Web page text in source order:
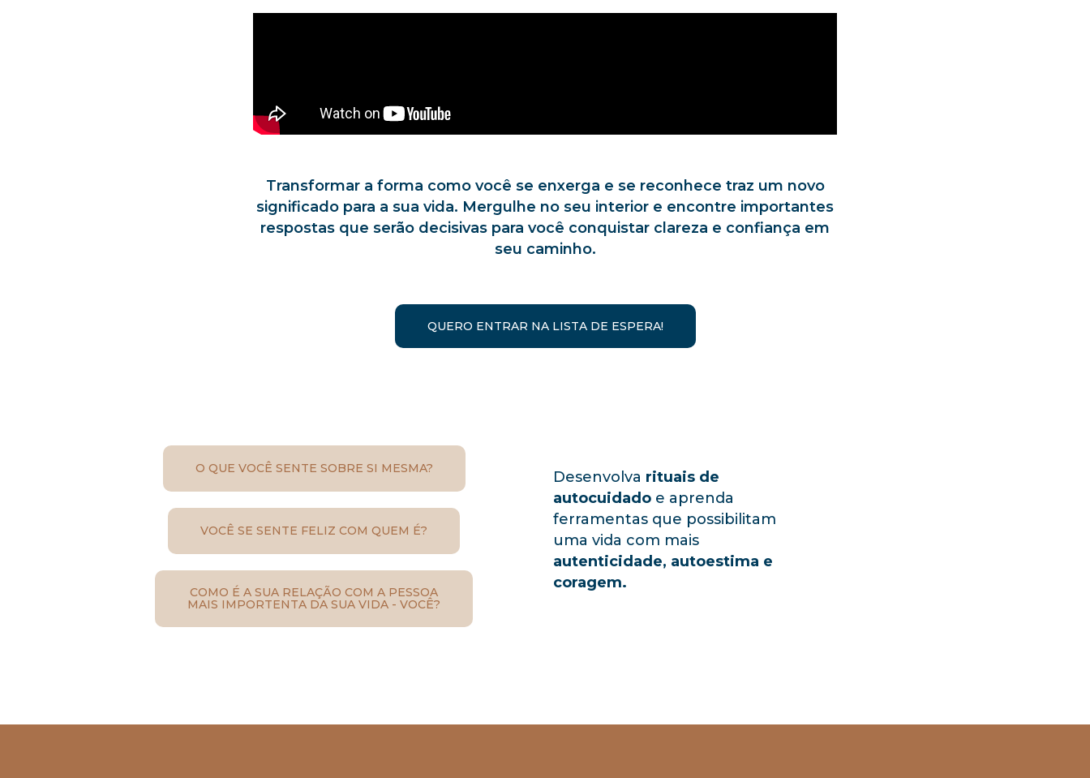
Transformar a forma como você se enxerga e se reconhece traz um novo
significado para a sua vida. Mergulhe no seu interior e encontre importantes
respostas que serão decisivas para você conquistar clareza e confiança em
seu caminho.
QUERO ENTRAR NA LISTA DE ESPERA!
O QUE VOCÊ SENTE SOBRE SI MESMA?
VOCÊ SE SENTE FELIZ COM QUEM É?
COMO É A SUA RELAÇÃO COM A PESSOA
MAIS IMPORTENTA DA SUA VIDA - VOCÊ?
Desenvolva rituais de
autocuidado e aprenda
ferramentas que possibilitam
uma vida com mais
autenticidade, autoestima e
coragem.